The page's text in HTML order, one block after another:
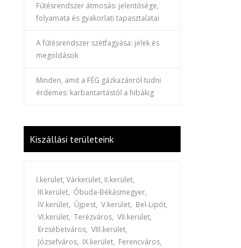
Fűtésrendszer átmosás: jelentősége,
folyamata és gyakorlati tapasztalatai
A fűtésrendszer szétfagyása: jelek és
megoldások
Minden, amit a FÉG gázkazánról tudni
érdemes: karbantartástól a hibákig
Kiszállási területeink
I.kerület, Várkerület, II.kerület,
III.kerület, Óbuda-Békásmegyer,
IV.kerület, Újpest, V.kerület, Bel-Lipót,
VI.kerület, Terézváros, VII.kerület,
Erzsébetváros, VIII.kerület,
Józsefváros, IX.kerület, Ferencváros,